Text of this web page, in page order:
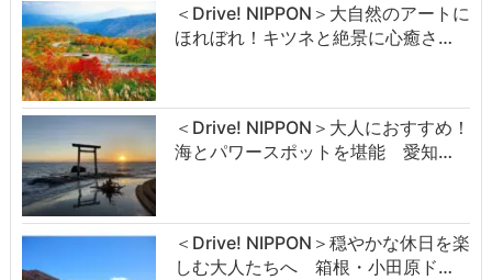
＜Drive! NIPPON＞大自然のアートに
ほれぼれ！キツネと絶景に心癒さ…
＜Drive! NIPPON＞大人におすすめ！
海とパワースポットを堪能 愛知…
＜Drive! NIPPON＞穏やかな休日を楽
しむ大人たちへ 箱根・小田原ド…